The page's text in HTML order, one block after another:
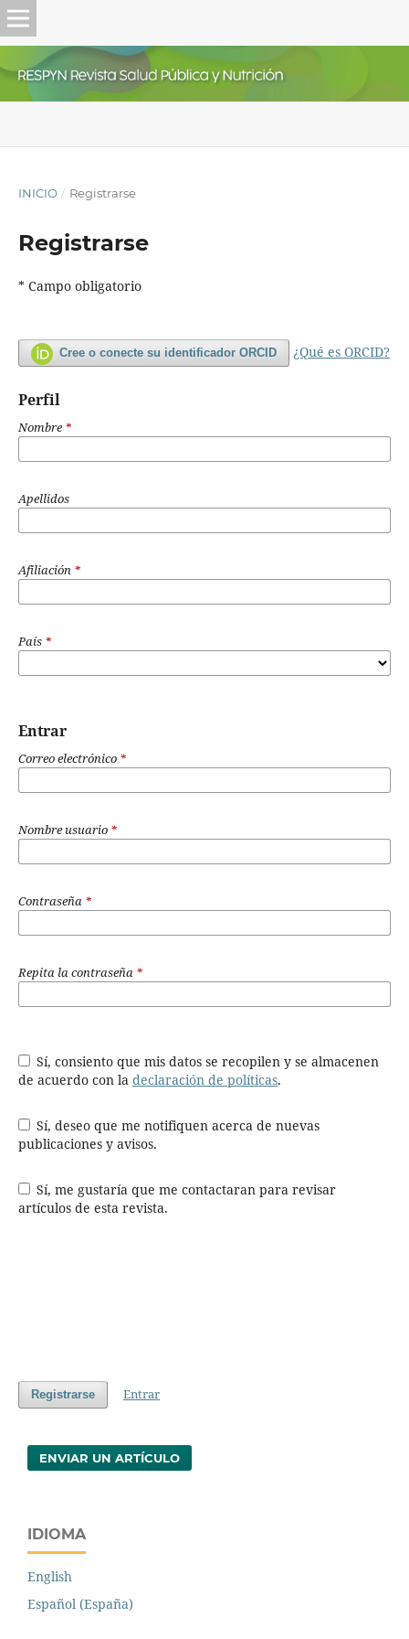
INICIO / Registrarse
Registrarse
* Campo obligatorio
Cree o conecte su identificador ORCID ¿Qué es ORCID?
Perfil
Nombre*
Apellidos
Afiliación *
País *
Entrar
Correo electrónico *
Nombre usuario *
Contraseña *
Repita la contraseña *
Sí, consiento que mis datos se recopilen y se almacenen
de acuerdo con la declaración de políticas.
Sí, deseo que me notifiquen acerca de nuevas
publicaciones y avisos.
Sí, me gustaría que me contactaran para revisar
artículos de esta revista.
Registrarse Entrar
ENVIAR UN ARTÍCULO
IDIOMA
English
Español (España)